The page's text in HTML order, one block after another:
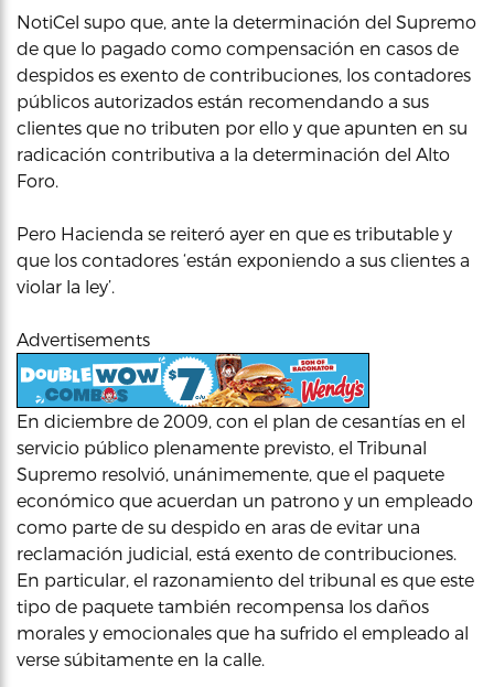
NotiCel supo que, ante la determinación del Supremo
de que lo pagado como compensación en casos de
despidos es exento de contribuciones, los contadores
públicos autorizados están recomendando a sus
clientes que no tributen por ello y que apunten en su
radicación contributiva a la determinación del Alto
Foro.
Pero Hacienda se reiteró ayer en que es tributable y
que los contadores ‘están exponiendo a sus clientes a
violar la ley’.
Advertisements
En diciembre de 2009, con el plan de cesantías en el
servicio público plenamente previsto, el Tribunal
Supremo resolvió, unánimemente, que el paquete
económico que acuerdan un patrono y un empleado
como parte de su despido en aras de evitar una
reclamación judicial, está exento de contribuciones.
En particular, el razonamiento del tribunal es que este
tipo de paquete también recompensa los daños
morales y emocionales que ha sufrido el empleado al
verse súbitamente en la calle.